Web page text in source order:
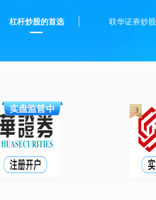
杠杆炒股的首选 联华证券炒股